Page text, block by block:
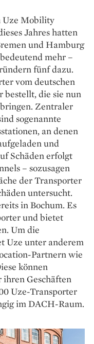
Uze Mobility
Jahres hatten
und Hamburg
mehr –
fünf dazu.
vom deutschen
bestellt, die sie nun
Zentraler
sogenannte
an denen
und
Schäden erfolgt
– sozusagen
der Transporter
untersucht.
in Bochum. Es
und bietet
Um die
Uze unter anderem
Partnern wie
können
ihren Geschäften
Uze-Transporter
im DACH-Raum.